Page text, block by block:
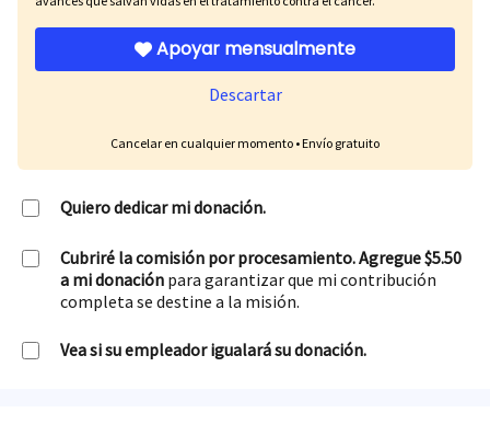
Apoyar mensualmente
Descartar
Cancelar en cualquier momento • Envío gratuito
Quiero dedicar mi donación.
Cubriré la comisión por procesamiento. Agregue $5.50
a mi donación para garantizar que mi contribución
completa se destine a la misión.
Vea si su empleador igualará su donación.